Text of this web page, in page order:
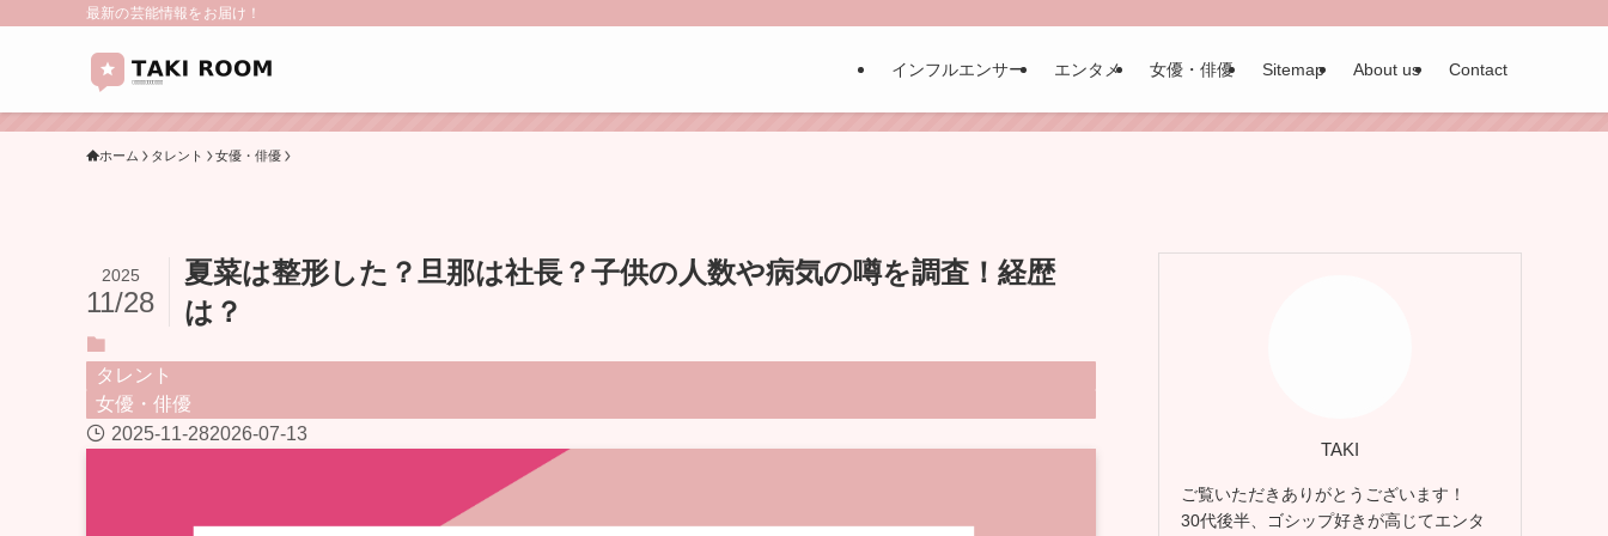
最新の芸能情報をお届け！
インフルエンサー エンタメ 女優・俳優 Sitemap About us Contact
ホーム タレント 女優・俳優
夏菜は整形した？旦那は社長？子供の人数や病気の噂を調査！経歴
は？
2025
11/28
タレント
女優・俳優
2025-11-282026-07-13
TAKI
ご覧いただきありがとうございます！
30代後半、ゴシップ好きが高じてエンタ